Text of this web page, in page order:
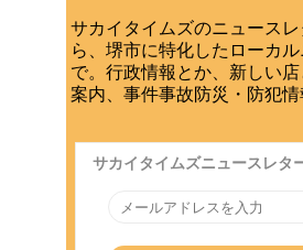
サカイタイムズのニュース
ら、堺市に特化したローカ
で。行政情報とか、新しい
案内、事件事故防災・防犯